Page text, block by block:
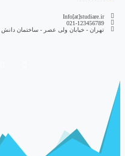
Info[at]studiare.ir
021-123456789
تهران - خیابان ولی عصر - ساختمان دانش